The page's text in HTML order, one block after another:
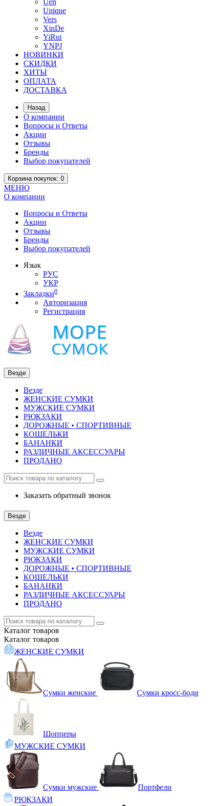
Uen
Unique
Vers
XinDe
YiRui
YNPJ
НОВИНКИ
СКИДКИ
ХИТЫ
ОПЛАТА
ДОСТАВКА
Назад
О компании
Вопросы и Ответы
Акции
Отзывы
Бренды
Выбор покупателей
Корзинапокупок: 0
МЕНЮ
О компании
Вопросы и Ответы
Акции
Отзывы
Бренды
Выбор покупателей
Язык
РУС
УКР
Закладки0
Авторизация
Регистрация
Везде
Везде
ЖЕНСКИЕ СУМКИ
МУЖСКИЕ СУМКИ
РЮКЗАКИ
ДОРОЖНЫЕ • СПОРТИВНЫЕ
КОШЕЛЬКИ
БАНАНКИ
РАЗЛИЧНЫЕ АКСЕССУАРЫ
ПРОДАНО
Заказать обратный звонок
Везде
Везде
ЖЕНСКИЕ СУМКИ
МУЖСКИЕ СУМКИ
РЮКЗАКИ
ДОРОЖНЫЕ • СПОРТИВНЫЕ
КОШЕЛЬКИ
БАНАНКИ
РАЗЛИЧНЫЕ АКСЕССУАРЫ
ПРОДАНО
Каталог товаров
Каталог товаров
ЖЕНСКИЕ СУМКИ
Сумки женские Сумки кросс-боди
Шопперы
МУЖСКИЕ СУМКИ
Сумки мужские
Портфели
РЮКЗАКИ